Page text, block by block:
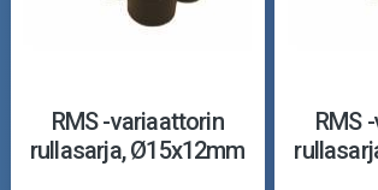
RMS -variaattorin
rullasarja, Ø15x12mm
RMS